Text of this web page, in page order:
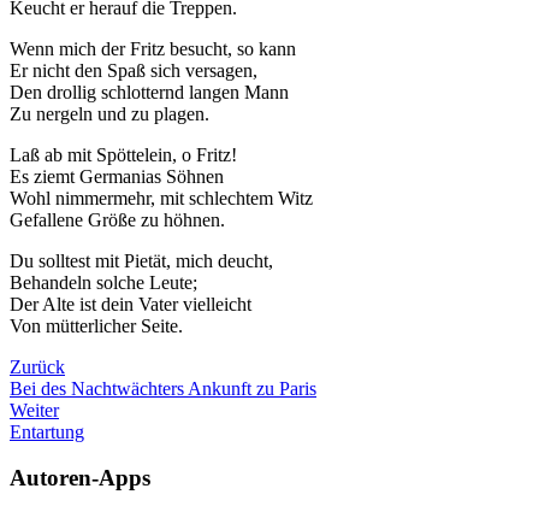
Keucht er herauf die Treppen.
Wenn mich der Fritz besucht, so kann
Er nicht den Spaß sich versagen,
Den drollig schlotternd langen Mann
Zu nergeln und zu plagen.
Laß ab mit Spöttelein, o Fritz!
Es ziemt Germanias Söhnen
Wohl nimmermehr, mit schlechtem Witz
Gefallene Größe zu höhnen.
Du solltest mit Pietät, mich deucht,
Behandeln solche Leute;
Der Alte ist dein Vater vielleicht
Von mütterlicher Seite.
Zurück
Bei des Nachtwächters Ankunft zu Paris
Weiter
Entartung
Autoren-Apps